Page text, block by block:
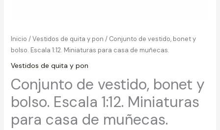
Inicio /Vestidos de quita y pon / Conjunto de vestido, bonet y
bolso. Escala 1:12. Miniaturas para casa de muñecas.
Vestidos de quita y pon
Conjunto de vestido, bonet y
bolso. Escala 1:12. Miniaturas
para casa de muñecas.